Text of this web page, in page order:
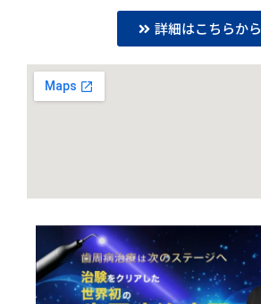
詳細はこちらから